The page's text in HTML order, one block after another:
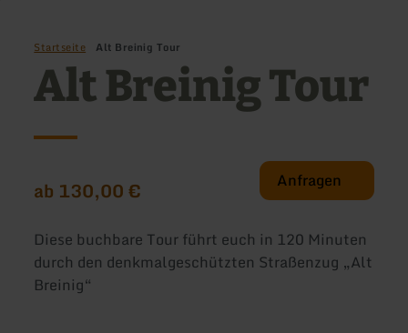
Startseite Alt Breinig Tour
Alt Breinig Tour
ab 130,00 € Anfragen
Diese buchbare Tour führt euch in 120 Minuten
durch den denkmalgeschützten Straßenzug „Alt
Breinig“